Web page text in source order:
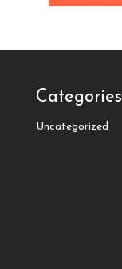
Categories
Uncategorized